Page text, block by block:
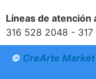
Líneas de atención
316 528 2048 -
© CreArte Market